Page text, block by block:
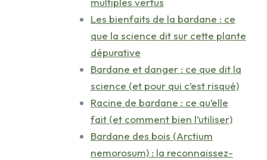
Les bienfaits de la bardane : ce
que la science dit sur cette plante
dépurative
Bardane et danger : ce que dit la
science (et pour qui c’est risqué)
Racine de bardane : ce qu’elle
fait (et comment bien l’utiliser)
Bardane des bois (Arctium
nemorosum) : la reconnaissez-